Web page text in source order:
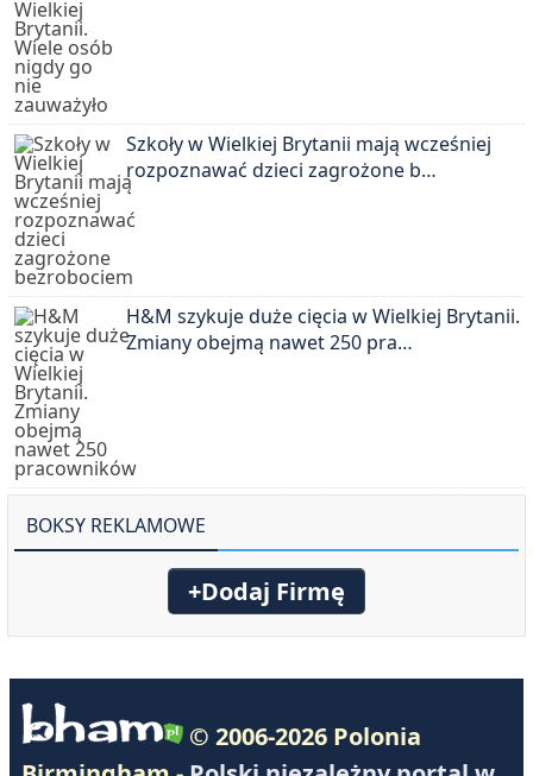
Szkoły w Wielkiej Brytanii mają wcześniej
rozpoznawać dzieci zagrożone b…
H&M szykuje duże cięcia w Wielkiej Brytanii.
Zmiany obejmą nawet 250 pra…
BOKSY REKLAMOWE
+Dodaj Firmę
© 2006-2026 Polonia